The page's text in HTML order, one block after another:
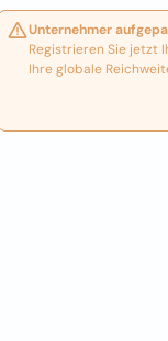
Unternehmer
Registrieren Sie jetzt
Ihre globale